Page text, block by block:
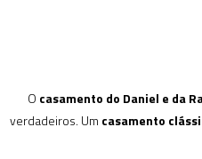
O casamento do Daniel e da
verdadeiros. Um casamento